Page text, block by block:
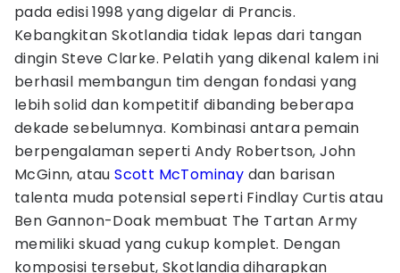
pada edisi 1998 yang digelar di Prancis.
Kebangkitan Skotlandia tidak lepas dari tangan
dingin Steve Clarke. Pelatih yang dikenal kalem ini
berhasil membangun tim dengan fondasi yang
lebih solid dan kompetitif dibanding beberapa
dekade sebelumnya. Kombinasi antara pemain
berpengalaman seperti Andy Robertson, John
McGinn, atauScott McTominay dan barisan
talenta muda potensial seperti Findlay Curtis atau
Ben Gannon-Doak membuat The Tartan Army
memiliki skuad yang cukup komplet. Dengan
komposisi tersebut, Skotlandia diharapkan